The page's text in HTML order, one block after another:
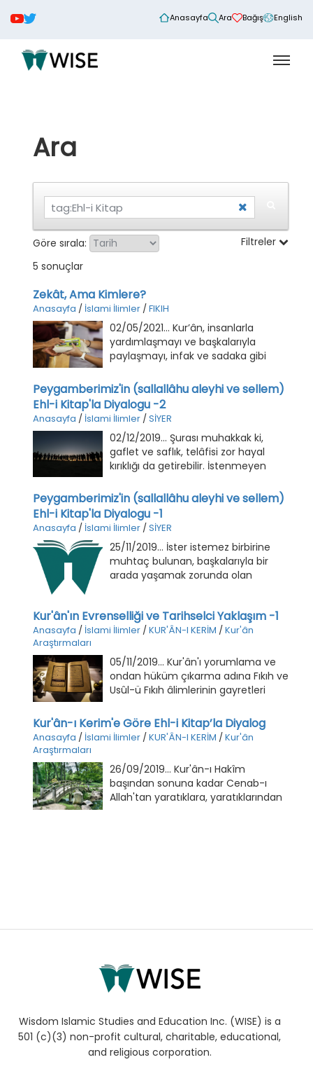
Anasayfa Ara Bağış English
Ara
Göre sırala:
Filtreler
5 sonuçlar
Zekât, Ama Kimlere?
Anasayfa / İslami İlimler /FIKIH
02/05/2021... Kur’ân, insanlarla
yardımlaşmayı ve başkalarıyla
paylaşmayı, infak ve sadaka gibi
beraber, sınırları ve şartları belli olan
zekâtı, belirli esaslara bağlamıştır.
Peygamberimiz'in (sallallâhu aleyhi ve sellem)
Ehl-i Kitap'la Diyalogu -2
Anasayfa / İslami İlimler /SİYER
02/12/2019... Şurası muhakkak ki,
gaflet ve saflık, telâfisi zor hayal
kırıklığı da getirebilir. İstenmeyen
kapanmakla önlenemez. Bunun
yerine, kendimizi iyi tanımlayıp örnek
hâle gelmemiz ve inisiyatif sahibi bir
aksiyon çizgisine sahip olmamız
elzemdir.
Peygamberimiz'in (sallallâhu aleyhi ve sellem)
Ehl-i Kitap'la Diyalogu -1
Anasayfa / İslami İlimler / SİYER
25/11/2019... İster istemez birbirine
muhtaç bulunan, başkalarıyla bir
arada yaşamak zorunda olan
İnsan, kendi kendisiyle konuşmaz;
konuşma en az iki kişi arasında olur.
Kur'ân'ın Evrenselliği ve Tarihselci Yaklaşım -1
Anasayfa / İslami İlimler / KUR'ÂN-I KERİM / Kur'ân
Araştırmaları
05/11/2019... Kur'ân'ı yorumlama ve
ondan hüküm çıkarma adına Fıkıh ve
Usûl-ü Fıkıh âlimlerinin gayretleri
Bununla birlikte yapılması gereken
pek çok şey de vardır.
Kur'ân-ı Kerim'e Göre Ehl-i Kitap’la Diyalog
Anasayfa / İslami İlimler / KUR'ÂN-I KERİM / Kur'ân
Araştırmaları
26/09/2019... Kur'ân-ı Hakîm
başından sonuna kadar Cenab-ı
Allah'tan yaratıklara, yaratıklarından
Wisdom Islamic Studies and Education Inc. (WISE) is a
501 (c)(3) non-profit cultural, charitable, educational,
and religious corporation.